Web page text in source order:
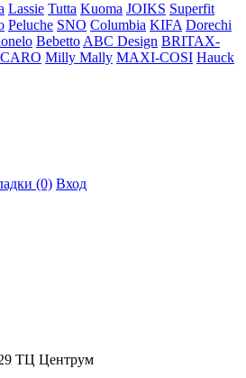
Lassie Tutta Kuoma JOIKS Superfit
Peluche SNO Columbia KIFA Dorechi
Bebetto ABC Design BRITAX-
Milly Mally MAXI-COSI Hauck
(0) Вход
ТЦ Центрум